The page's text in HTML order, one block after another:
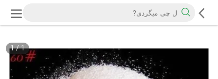
1
/
1